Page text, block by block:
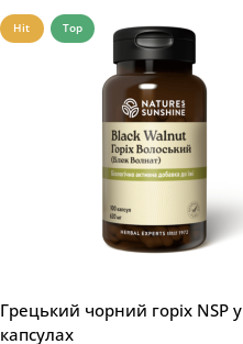
Hit Top
Грецький чорний горіх NSP у
капсулах